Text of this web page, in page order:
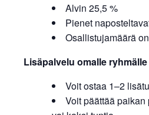
Alvin 25,5 %
Pienet
Osallistujamäärä
Lisäpalvelu omalle ryhmälle
Voit ostaa 1–2
Voit päättää